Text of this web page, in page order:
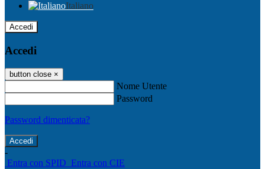
Italiano
Accedi
Accedi
button close ×
Nome Utente
Password
Password dimenticata?
-
Entra con SPID Entra con CIE